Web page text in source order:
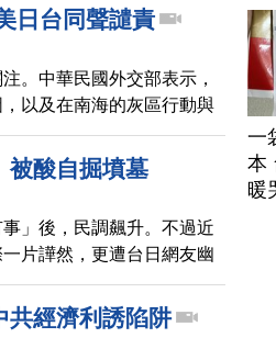
鏈，能夠作為全球國防工
日台同聲譴責
。中華民國外交部表示，
以及在南海的灰區行動與
長通話，譴責中共破壞區
約》對菲律賓的堅定承
，也與菲律賓參謀總長進
及理念相近國家的合作。
被酸自掘墳墓
」後，民調飆升。不過近
片譁然，更遭台日網友幽
是日本領土嗎？台灣外交
屬。
共經濟利誘陷阱
一
本
暖